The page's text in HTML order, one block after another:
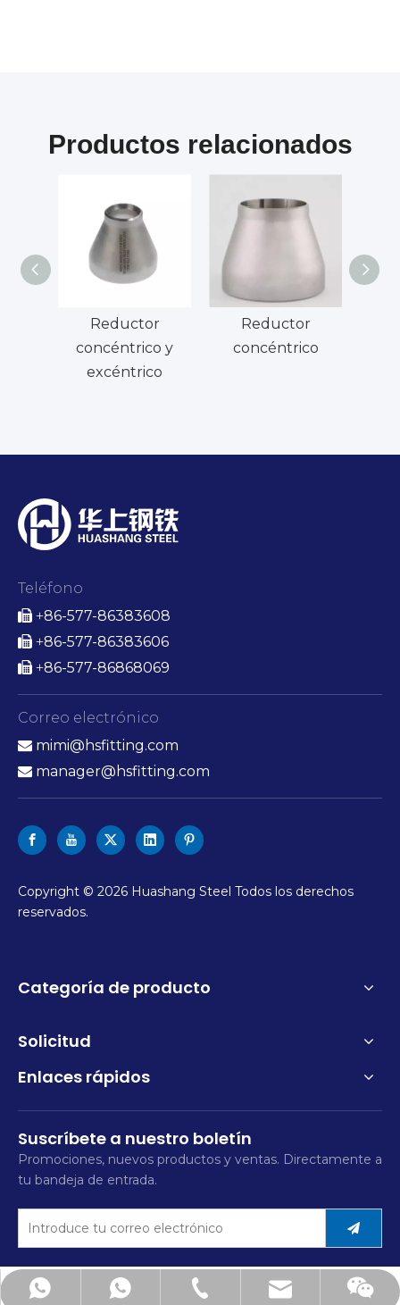
Productos relacionados
Reductor
concéntrico y
excéntrico
Reductor
concéntrico
Teléfono
 +86-577-86383608
 +86-577-86383606
 +86-577-86868069
Correo electrónico
 mimi@hsfitting.com
 manager@hsfitting.com
Copyright © 2026 Huashang Steel Todos los derechos
reservados.
+8613777773238
+86-577-86383608
mimi@hsfitting.com
Categoría de producto
Solicitud
Enlaces rápidos
Suscríbete a nuestro boletín
Promociones, nuevos productos y ventas. Directamente a
tu bandeja de entrada.